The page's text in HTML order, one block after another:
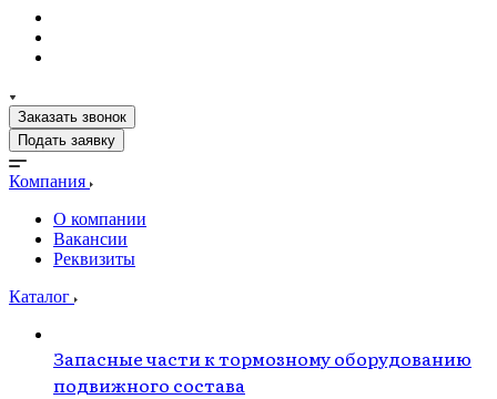
Заказать звонок
Подать заявку
Компания
О компании
Вакансии
Реквизиты
Каталог
Запасные части к тормозному оборудованию
подвижного состава